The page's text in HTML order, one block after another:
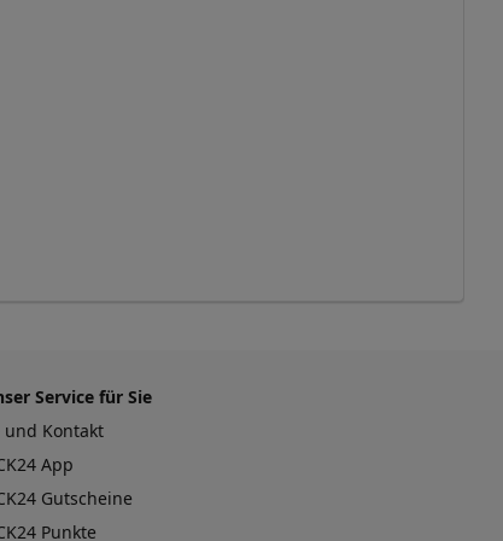
Service für Sie
und Kontakt
App
Gutscheine
Punkte